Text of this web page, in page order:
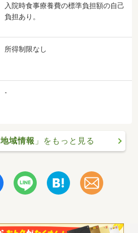
入院時食事療養費の標準負担額の自己
負担あり。
所得制限なし
-
地域情報 」をもっと見る